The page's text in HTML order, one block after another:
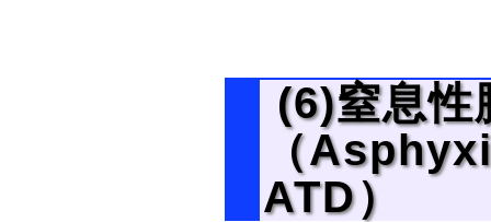
(6)窒息性
（
ATD）